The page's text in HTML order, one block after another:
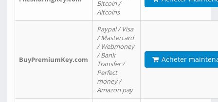
Bitcoin /
Altcoins
BuyPremiumKey.com
Paypal / Visa
/ Mastercard
/ Webmoney
/ Bank
Transfer /
Perfect
money /
Amazon pay
Acheter